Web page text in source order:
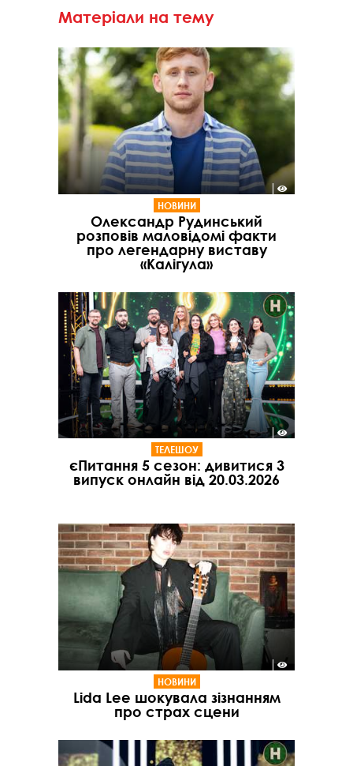
Матеріали на тему
НОВИНИ
Олександр Рудинський
розповів маловідомі факти
про легендарну виставу
«Калігула»
ТЕЛЕШОУ
єПитання 5 сезон: дивитися 3
випуск онлайн від 20.03.2026
НОВИНИ
Lida Lee шокувала зізнанням
про страх сцени